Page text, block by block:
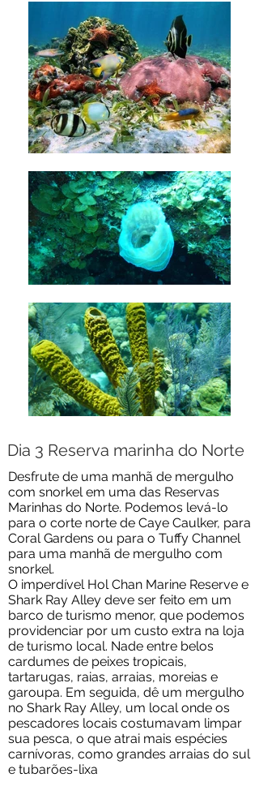
Dia 3 Reserva marinha do Norte
Desfrute de uma manhã de mergulho
com snorkel em uma das Reservas
Marinhas do Norte. Podemos levá-lo
para o corte norte de Caye Caulker, para
Coral Gardens ou para o Tuffy Channel
para uma manhã de mergulho com
snorkel.
O imperdível Hol Chan Marine Reserve e
Shark Ray Alley deve ser feito em um
barco de turismo menor, que podemos
providenciar por um custo extra na loja
de turismo local. Nade entre belos
cardumes de peixes tropicais,
tartarugas, raias, arraias, moreias e
garoupa. Em seguida, dê um mergulho
no Shark Ray Alley, um local onde os
pescadores locais costumavam limpar
sua pesca, o que atrai mais espécies
carnívoras, como grandes arraias do sul
e tubarões-lixa